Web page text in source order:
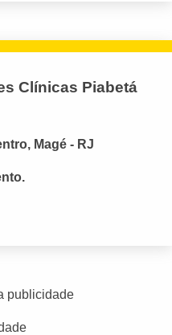
Clínicas Piabetá
Magé - RJ
publicidade